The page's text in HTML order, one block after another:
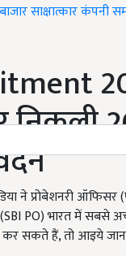
बाजारसाक्षात्कारकंपनी
प्रोबेशनरी ऑफिसर
PO) भारत में सबसे
सकते हैं, तो आइये